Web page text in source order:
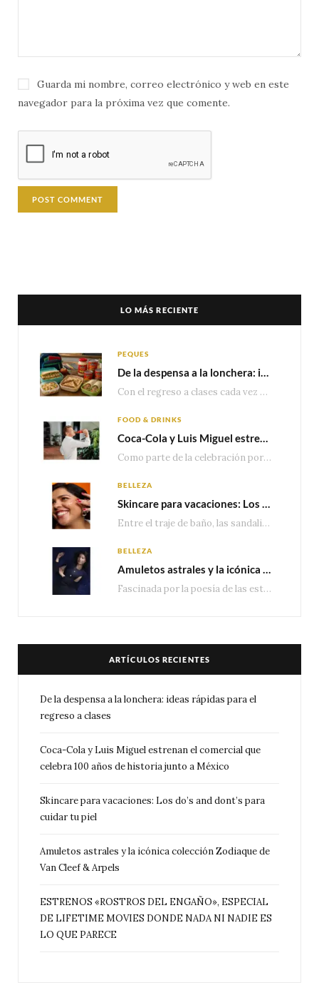
Guarda mi nombre, correo electrónico y web en este
navegador para la próxima vez que comente.
LO MÁS RECIENTE
PEQUES
De la despensa a la lonchera: ideas rápidas para el regreso a clases
Con el regreso a clases cada vez más cerca, las familias comienzan a reorganizar horarios,…
FOOD & DRINKS
Coca-Cola y Luis Miguel estrenan el comercial que celebra 100 años de historia junto a México
Como parte de la celebración por sus primeros 100 años enMéxico, Coca-Cola presenta hoy el…
BELLEZA
Skincare para vacaciones: Los do’s and dont’s para cuidar tu piel
Entre el traje de baño, las sandalias, los lentes de sol y los looks que…
BELLEZA
Amuletos astrales y la icónica colección Zodiaque de Van Cleef & Arpels
Fascinada por la poesía de las estrellas, la Maison Van Cleef & Arpels celebra la llegada de las…
ARTÍCULOS RECIENTES
De la despensa a la lonchera: ideas rápidas para el
regreso a clases
Coca-Cola y Luis Miguel estrenan el comercial que
celebra 100 años de historia junto a México
Skincare para vacaciones: Los do’s and dont’s para
cuidar tu piel
Amuletos astrales y la icónica colección Zodiaque de
Van Cleef & Arpels
ESTRENOS «ROSTROS DEL ENGAÑO», ESPECIAL
DE LIFETIME MOVIES DONDE NADA NI NADIE ES
LO QUE PARECE